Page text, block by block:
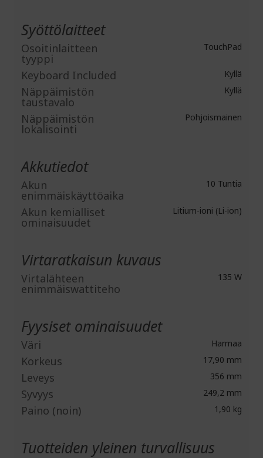
Syöttölaitteet
Osoitinlaitteen
tyyppi
TouchPad
Keyboard Included Kyllä
Näppäimistön
taustavalo
Kyllä
Näppäimistön
lokalisointi
Pohjoismainen
Akkutiedot
Akun
enimmäiskäyttöaika
10 Tuntia
Akun kemialliset
ominaisuudet
Litium-ioni (Li-ion)
Virtaratkaisun kuvaus
Virtalähteen
enimmäiswattiteho
135 W
Fyysiset ominaisuudet
Väri Harmaa
Korkeus 17,90 mm
Leveys 356 mm
Syvyys 249,2 mm
Paino (noin) 1,90 kg
Tuotteiden yleinen turvallisuus